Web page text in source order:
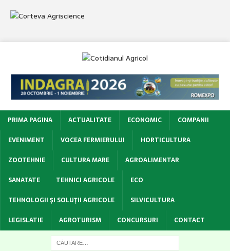
PRIMA PAGINA ACTUALITATE ECONOMIC
COMPANII
EVENIMENT
VOCEA FERMIERULUI
HORTICULTURA
ZOOTEHNIE
CULTURA MARE
AGROALIMENTAR
SANATATE
TEHNICI AGRICOLE
ECO
TEHNOLOGII ŞI SOLUŢII AGRICOLE
SILVICULTURA
LEGISLATIE
AGROTURISM CONCURSURI CONTACT